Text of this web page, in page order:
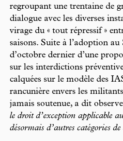
regroupant une trentaine de
dialogue avec les diverses
virage du « tout répressif »
saisons. Suite à l’adoption
d’octobre dernier d’une
sur les interdictions
calquées sur le modèle des
rancunière envers les
jamais soutenue, a dit
le droit d’exception applicable
désormais d’autres catégories